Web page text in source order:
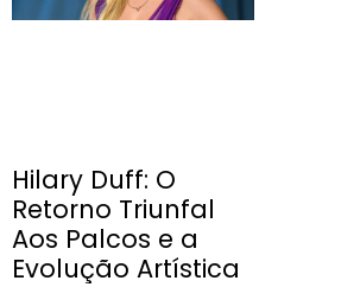
Hilary Duff: O
Retorno Triunfal
Aos Palcos e a
Evolução Artística